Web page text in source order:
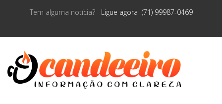
Tem alguma notícia? Ligue agora (71) 99987-0469